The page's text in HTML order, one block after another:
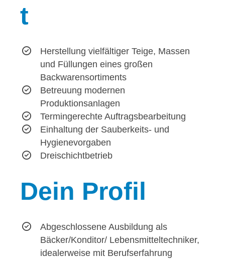
t
Herstellung vielfältiger Teige, Massen
und Füllungen eines großen
Backwarensortiments
Betreuung modernen
Produktionsanlagen
Termingerechte Auftragsbearbeitung
Einhaltung der Sauberkeits- und
Hygienevorgaben
Dreischichtbetrieb
Dein Profil
Abgeschlossene Ausbildung als
Bäcker/Konditor/ Lebensmitteltechniker,
idealerweise mit Berufserfahrung